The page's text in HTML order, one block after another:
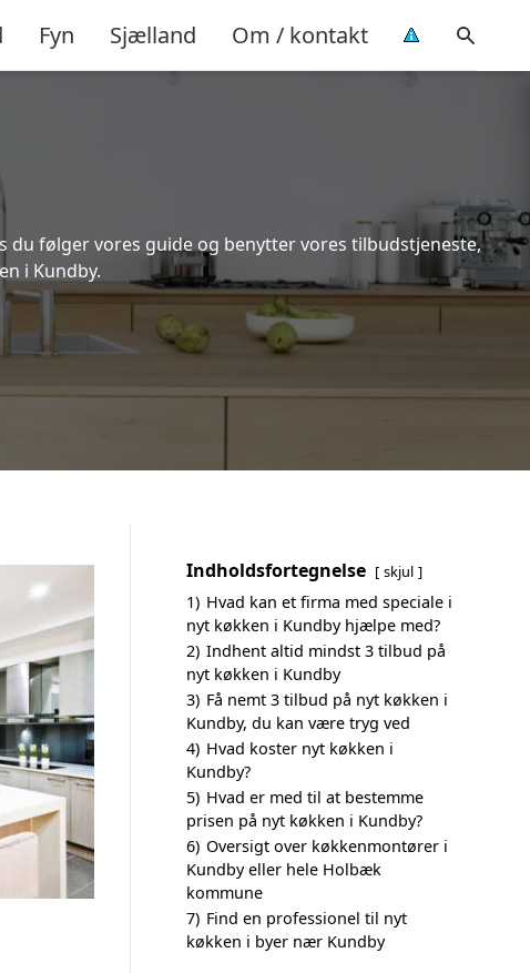
Fyn Sjælland Om / kontakt
følger vores guide og benytter vores tilbudstjeneste,
i Kundby.
Indholdsfortegnelse skjul
1) Hvad kan et firma med speciale i
nyt køkken i Kundby hjælpe med?
2) Indhent altid mindst 3 tilbud på
nyt køkken i Kundby
3) Få nemt 3 tilbud på nyt køkken i
Kundby, du kan være tryg ved
4) Hvad koster nyt køkken i
Kundby?
5) Hvad er med til at bestemme
prisen på nyt køkken i Kundby?
6) Oversigt over køkkenmontører i
Kundby eller hele Holbæk
kommune
7) Find en professionel til nyt
køkken i byer nær Kundby